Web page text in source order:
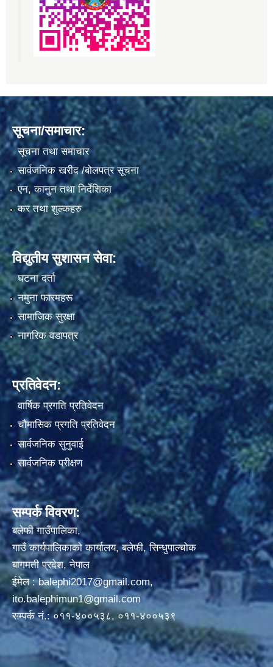
सूचना/समाचार:
सूचना तथा समाचार
सार्वजनिक खरीद /बोलपत्र सूचना
एन, कानुन तथा निर्देशिका
कर तथा शुल्कहरु
विद्युतीय सुशासन सेवा:
घटना दर्ता
नमुना फारमहरू
सामाजिक सुरक्षा
नागरिक वडापत्र
प्रतिवेदन:
वार्षिक प्रगति प्रतिवेदन
चौमासिक प्रगति प्रतिवेदन
सार्वजनिक सुनुवाई
सार्वजनिक परीक्षण
सम्पर्क विवरण:
बलेफी गाउँपालिका,
गाउँ कार्यपालिकाको कार्यालय, बलेफी, सिन्धुपाल्चोक
बागमती प्रदेश, नेपाल
ईमेल :balephi2017@gmail.com,
ito.balephimun1@gmail.com
सम्पर्क नं.: ०११-४००५३८, ०११-४००५३९